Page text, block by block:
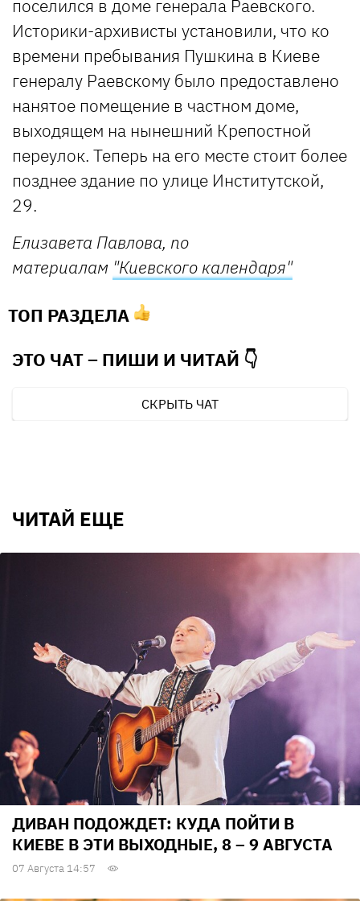
поселился в доме генерала Раевского.
Историки-архивисты установили, что ко
времени пребывания Пушкина в Киеве
генералу Раевскому было предоставлено
нанятое помещение в частном доме,
выходящем на нынешний Крепостной
переулок. Теперь на его месте стоит более
позднее здание по улице Институтской,
29.
Елизавета Павлова, по
материалам "Киевского календаря"
ТОП РАЗДЕЛА
ЭТО ЧАТ – ПИШИ И ЧИТАЙ 👇
СКРЫТЬ ЧАТ
ЧИТАЙ ЕЩЕ
ДИВАН ПОДОЖДЕТ: КУДА ПОЙТИ В
КИЕВЕ В ЭТИ ВЫХОДНЫЕ, 8 – 9 АВГУСТА
07 Августа 14:57